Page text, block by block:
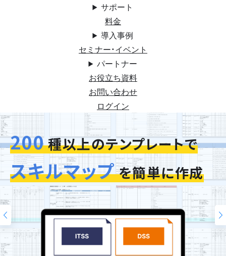
サポート
料金
導入事例
セミナー・イベント
パートナー
お役立ち資料
お問い合わせ
ログイン
200
スキルマップ
今お使いの評価シートを
そのまま再現